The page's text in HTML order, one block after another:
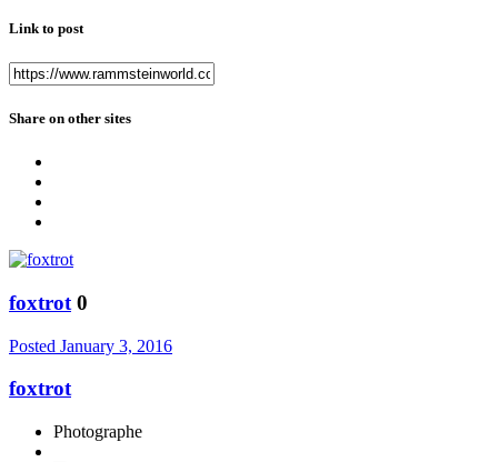
Link to post
Share on other sites
foxtrot 0
Posted January 3, 2016
foxtrot
Photographe